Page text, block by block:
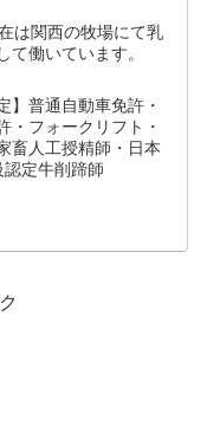
は関西の牧場にて乳
て働いています。
】普通自動車免許・
・フォークリフト・
畜人工授精師・日本
定牛削蹄師